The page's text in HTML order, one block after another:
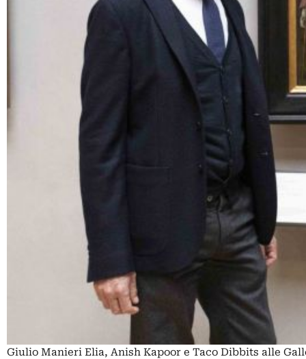
Giulio Manieri Elia, Anish Kapoor e Taco Dibbits alle